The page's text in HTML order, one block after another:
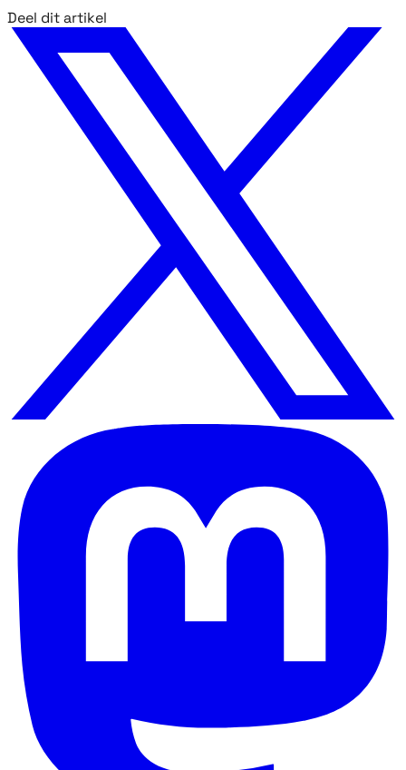
Deel dit artikel